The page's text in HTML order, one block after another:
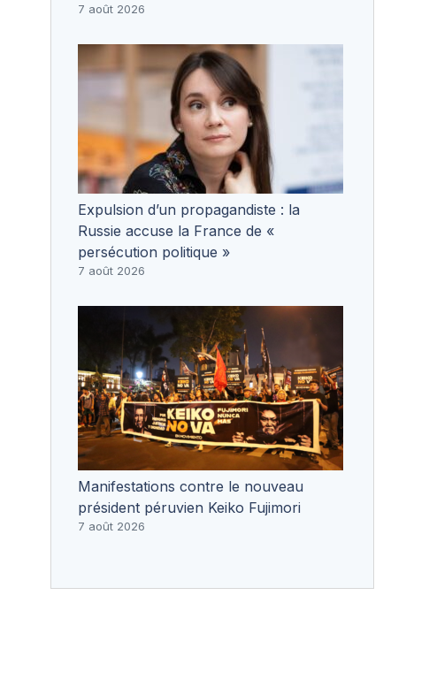
7 août 2026
Expulsion d’un propagandiste : la
Russie accuse la France de «
persécution politique »
7 août 2026
Manifestations contre le nouveau
président péruvien Keiko Fujimori
7 août 2026